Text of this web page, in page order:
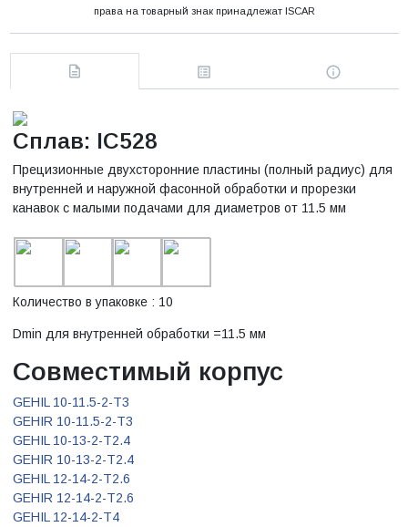
права на товарный знак принадлежат ISCAR
Сплав: IC528
Прецизионные двухсторонние пластины (полный радиус) для
внутренней и наружной фасонной обработки и прорезки
канавок с малыми подачами для диаметров от 11.5 мм
Количество в упаковке : 10
Dmin для внутренней обработки =11.5 мм
Совместимый корпус
GEHIL 10-11.5-2-T3
GEHIR 10-11.5-2-T3
GEHIL 10-13-2-T2.4
GEHIR 10-13-2-T2.4
GEHIL 12-14-2-T2.6
GEHIR 12-14-2-T2.6
GEHIL 12-14-2-T4